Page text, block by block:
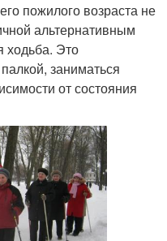
пожилого возраста не
альтернативным
ходьба. Это
заниматься
от состояния